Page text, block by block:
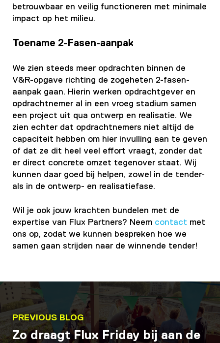
betrouwbaar en veilig functioneren met minimale
impact op het milieu.
Toename 2-Fasen-aanpak
We zien steeds meer opdrachten binnen de
V&R-opgave richting de zogeheten 2-fasen-
aanpak gaan. Hierin werken opdrachtgever en
opdrachtnemer al in een vroeg stadium samen
een project uit qua ontwerp en realisatie. We
zien echter dat opdrachtnemers niet altijd de
capaciteit hebben om hier invulling aan te geven
of dat ze dit heel veel effort vraagt, zonder dat
er direct concrete omzet tegenover staat. Wij
kunnen daar goed bij helpen, zowel in de tender-
als in de ontwerp- en realisatiefase.
Wil je ook jouw krachten bundelen met de
expertise van Flux Partners? Neem contact met
ons op, zodat we kunnen bespreken hoe we
samen gaan strijden naar de winnende tender!
PREVIOUS BLOG
Zo draagt Flux Friday bij aan de